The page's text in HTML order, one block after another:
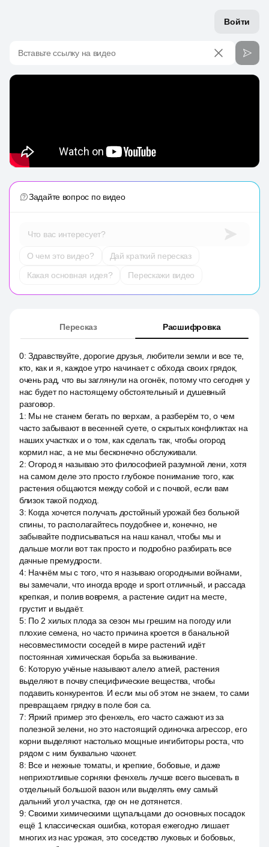
Войти
Вставьте ссылку на видео
Задайте вопрос по видео
Что вас интересует?
О чем это видео?
Дай краткий пересказ
Какая основная идея?
Перескажи видео
Пересказ Расшифровка
0:Здравствуйте, дорогие друзья, любители земли и все те,
кто, как и я, каждое утро начинает с обхода своих грядок,
очень рад, что вы заглянули на огонёк, потому что сегодня у
нас будет по настоящему обстоятельный и душевный
разговор.
1 : Мы не станем бегать по верхам, а разберём то, о чем
часто забывают в весенней суете, о скрытых конфликтах на
наших участках и о том, как сделать так, чтобы огород
кормил нас, а не мы бесконечно обслуживали.
2:Огород я называю это философией разумной лени, хотя
на самом деле это просто глубокое понимание того, как
растения общаются между собой и с почвой, если вам
близок такой подход.
3: Когда хочется получать достойный урожай без больной
спины, то располагайтесь поудобнее и, конечно, не
забывайте подписываться на наш канал, чтобы мы и
дальше могли вот так просто и подробно разбирать все
дачные премудрости.
4: Начнём мы с того, что я называю огородными войнами,
вы замечали, что иногда вроде и sport отличный, и рассада
крепкая, и полив вовремя, а растение сидит на месте,
грустит и выдаёт.
5: По 2 хилых плода за сезон мы грешим на погоду или
плохие семена, но часто причина кроется в банальной
несовместимости соседей в мире растений идёт
постоянная химическая борьба за выживание.
6: Которую учёные называют алело атией, растения
выделяют в почву специфические вещества, чтобы
подавить конкурентов. И если мы об этом не знаем, то сами
превращаем грядку в поле боя са.
7: Яркий пример это фенхель, его часто сажают из за
полезной зелени, но это настоящий одиночка агрессор, его
корни выделяют настолько мощные ингибиторы роста, что
рядом с ним буквально чахнет.
8: Все и нежные томаты, и крепкие, бобовые, и даже
неприхотливые сорняки фенхель лучше всего высевать в
отдельный большой вазон или выделять ему самый
дальний угол участка, где он не дотянется.
9:Своими химическими щупальцами до основных посадок
ещё 1 классическая ошибка, которая ежегодно лишает
многих из нас урожая, это соседство луковых и бобовых,